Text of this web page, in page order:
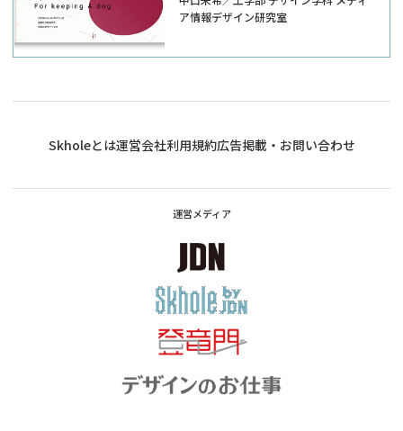
ア情報デザイン研究室
Skholeとは運営会社利用規約広告掲載・お問い合わせ
運営メディア